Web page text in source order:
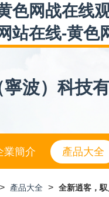
色网战在线
站在线-黄色
波）科技
業簡介 產品大全
> 產品大全 > 全新逍客，